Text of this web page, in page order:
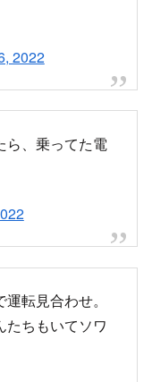
2022
ら、乗ってた電
転見合わせ。
たちもいてソワ